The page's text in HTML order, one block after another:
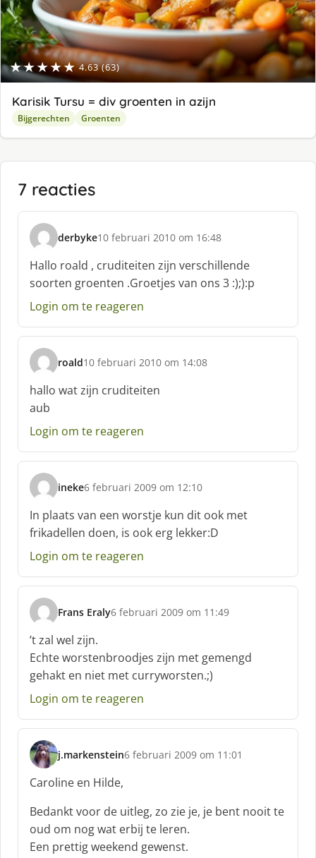
★★★★★ 4.63 (63)
Karisik Tursu = div groenten in azijn
Bijgerechten Groenten
7 reacties
derbyke
s
c
h
r
e
f
10 februari 2010 om 16:48
Hallo roald , cruditeiten zijn verschillende
soorten groenten .Groetjes van ons 3 :);):p
Login om te reageren
roald
s
c
h
r
e
f
10 februari 2010 om 14:08
hallo wat zijn cruditeiten
aub
Login om te reageren
ineke
s
c
h
r
e
f
6 februari 2009 om 12:10
In plaats van een worstje kun dit ook met
frikadellen doen, is ook erg lekker:D
Login om te reageren
Frans Eraly
s
c
h
r
e
e
:
6 februari 2009 om 11:49
’t zal wel zijn.
Echte worstenbroodjes zijn met gemengd
gehakt en niet met curryworsten.;)
Login om te reageren
j.markenstein
s
c
h
r
e
f
6 februari 2009 om 11:01
Caroline en Hilde,
Bedankt voor de uitleg, zo zie je, je bent nooit te
oud om nog wat erbij te leren.
Een prettig weekend gewenst.